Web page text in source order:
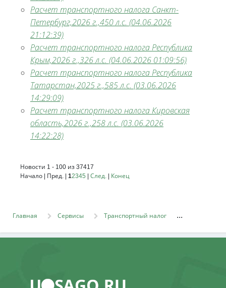
Расчет транспортного налога Санкт-
Петербург,2026 г.,450 л.с. (04.06.2026
21:12:39)
Расчет транспортного налога Республика
Крым,2026 г.,326 л.с. (04.06.2026 01:09:56)
Расчет транспортного налога Республика
Татарстан,2025 г.,585 л.с. (03.06.2026
14:29:09)
Расчет транспортного налога Кировская
область,2026 г.,258 л.с. (03.06.2026
14:22:28)
Новости 1 - 100 из 37417
Начало | Пред. | 12345 | След. | Конец
Главная Сервисы Транспортный налог